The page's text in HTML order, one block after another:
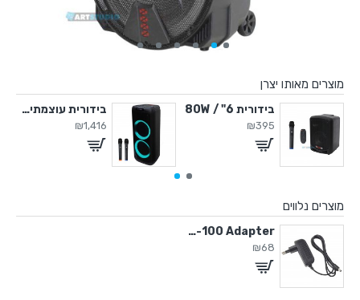
מוצרים מאותו יצרן
בידורית 6" / 80W
₪395
בידורית עוצמתית 650W "2x10
₪1,416
מוצרים נלווים
AP12-100 Adapter
₪68